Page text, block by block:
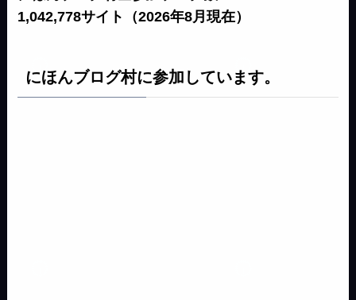
1,042,778サイト（2026年8月現在）
にほんブログ村に参加しています。